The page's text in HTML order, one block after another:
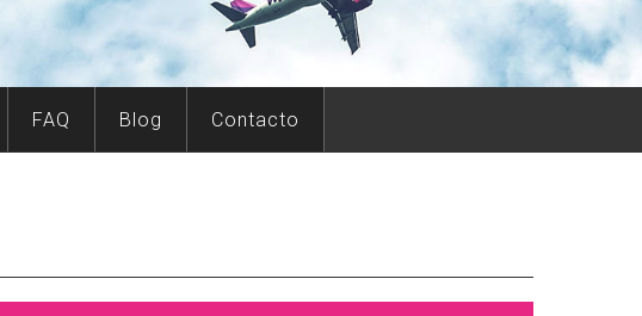
FAQ Blog Contacto